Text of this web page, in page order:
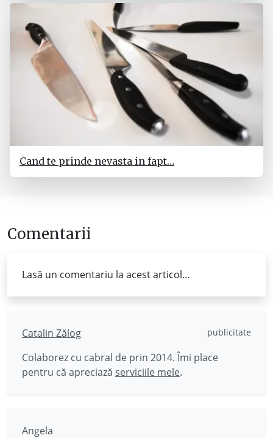
Cand te prinde nevasta in fapt…
Comentarii
Lasă un comentariu la acest articol...
Catalin Zălog publicitate
Colaborez cu cabral de prin 2014. Îmi place
pentru că apreciază serviciile mele.
Angela